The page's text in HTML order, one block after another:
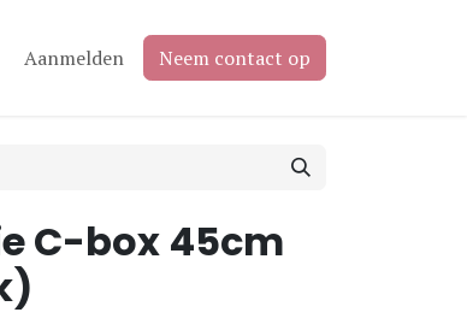
Aanmelden Neem contact op
C-box 45cm